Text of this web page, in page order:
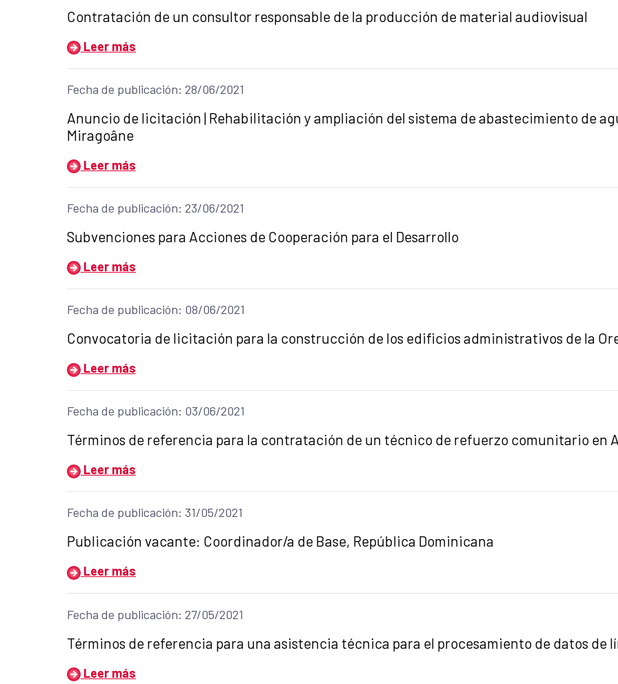
Título del anuncio:
Contratación de un consultor responsable de la producción de material audiovisual
Leer más
Fecha de publicación: 28/06/2021
Título del anuncio:
Anuncio de licitación | Rehabilitación y ampliación del sistema de abastecimiento de
Miragoâne
Leer más
Fecha de publicación: 23/06/2021
Título del anuncio:
Subvenciones para Acciones de Cooperación para el Desarrollo
Leer más
Fecha de publicación: 08/06/2021
Título del anuncio:
Convocatoria de licitación para la construcción de los edificios administrativos de la
Leer más
Fecha de publicación: 03/06/2021
Título del anuncio:
Términos de referencia para la contratación de un técnico de refuerzo comunitario en
Leer más
Fecha de publicación: 31/05/2021
Título del anuncio:
Publicación vacante: Coordinador/a de Base, República Dominicana
Leer más
Fecha de publicación: 27/05/2021
Título del anuncio:
Términos de referencia para una asistencia técnica para el procesamiento de datos de
Leer más